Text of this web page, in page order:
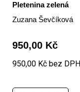
Pletenina zelená
Zuzana Ševčíková
950,00 Kč
950,00 Kč bez DPH